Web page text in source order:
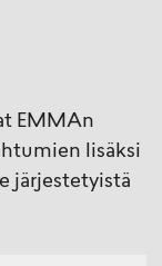
EMMAn
lisäksi
järjestetyistä